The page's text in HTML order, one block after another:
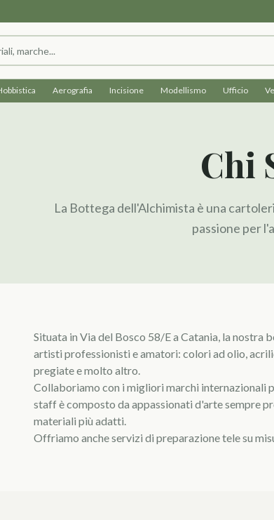
Aerografia Incisione Modellismo Ufficio
Chi
La Bottega dell'Alchimista è una
passione per
Situata in Via del Bosco 58/E a Catania, la
artisti professionisti e amatori: colori ad olio,
pregiate e molto altro.
Collaboriamo con i migliori marchi internazionali
staff è composto da appassionati d'arte sempre
materiali più adatti.
Offriamo anche servizi di preparazione tele su